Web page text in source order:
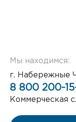
Мы находимся:
г. Набережные
8 800 200-
Коммерческая